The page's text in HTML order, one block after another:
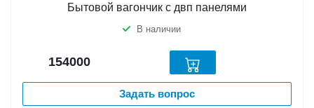
Бытовой вагончик с двп панелями
В наличии
154000
Задать вопрос